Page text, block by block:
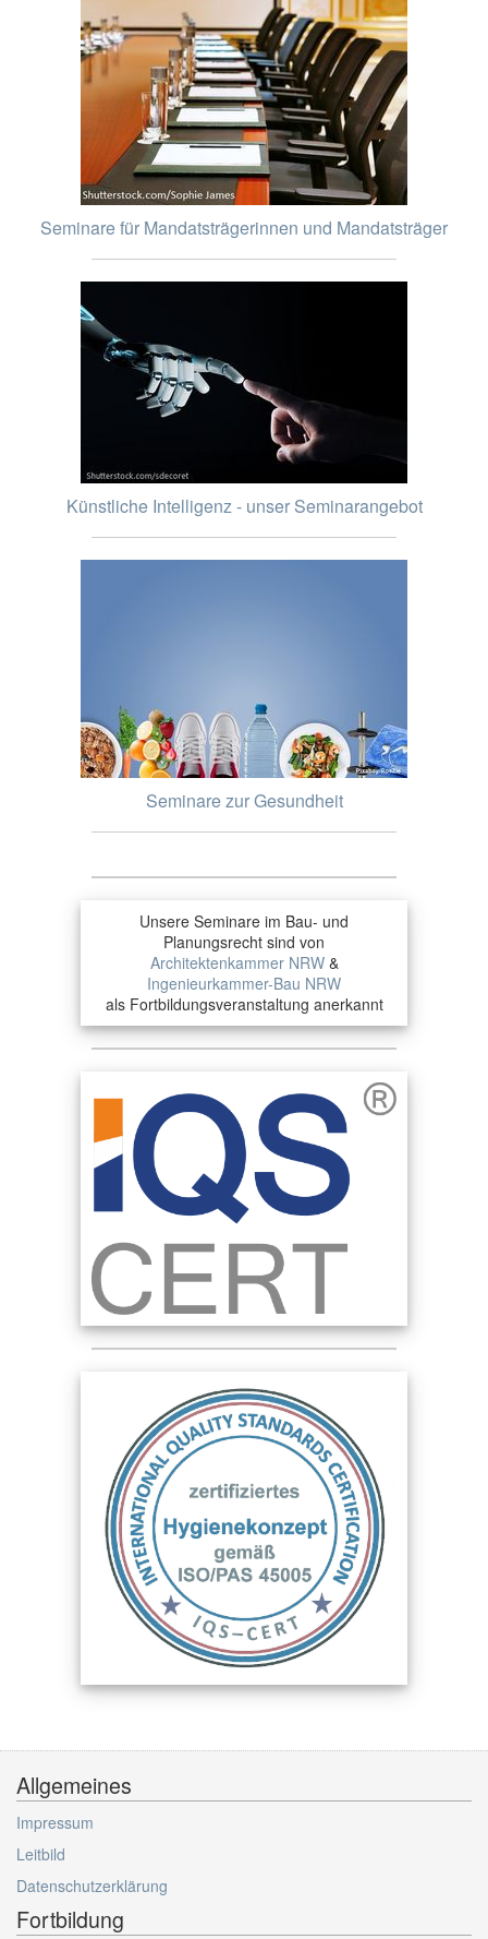
Seminare für Mandatsträgerinnen und Mandatsträger
Künstliche Intelligenz - unser Seminarangebot
Seminare zur Gesundheit
Unsere Seminare im Bau- und
Planungsrecht sind von
Architektenkammer NRW&
Ingenieurkammer-Bau NRW
als Fortbildungsveranstaltung anerkannt
Allgemeines
Impressum
Leitbild
Datenschutzerklärung
Fortbildung